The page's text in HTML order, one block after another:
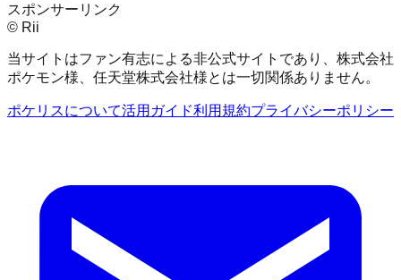
スポンサーリンク
© Rii
当サイトはファン有志による非公式サイトであり、株式会社
ポケモン様、任天堂株式会社様とは一切関係ありません。
ポケリスについて活用ガイド利用規約プライバシーポリシー